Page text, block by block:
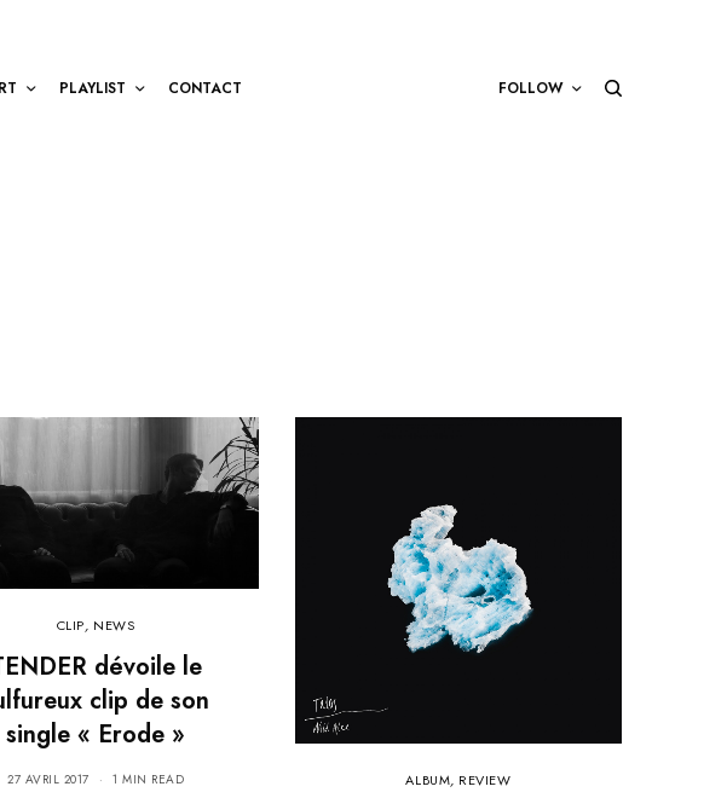
PLAYLIST CONTACT FOLLOW
CLIP, NEWS
dévoile le
clip de son
single « Erode »
27 AVRIL 2017 1 MIN READ ALBUM, REVIEW